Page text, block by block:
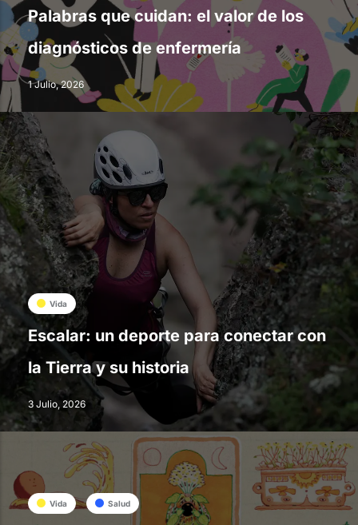
Palabras que cuidan: el valor de los
diagnósticos de enfermería
1 Julio, 2026
Vida
Escalar: un deporte para conectar con
la Tierra y su historia
3 Julio, 2026
Vida Salud